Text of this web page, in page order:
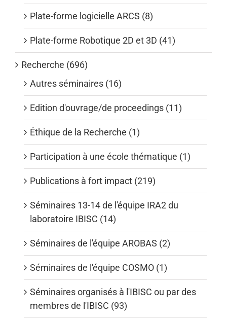
Plate-forme logicielle ARCS (8)
Plate-forme Robotique 2D et 3D (41)
Recherche (696)
Autres séminaires (16)
Edition d'ouvrage/de proceedings (11)
Éthique de la Recherche (1)
Participation à une école thématique (1)
Publications à fort impact (219)
Séminaires 13-14 de l'équipe IRA2 du
laboratoire IBISC (14)
Séminaires de l'équipe AROBAS (2)
Séminaires de l'équipe COSMO (1)
Séminaires organisés à l'IBISC ou par des
membres de l'IBISC (93)